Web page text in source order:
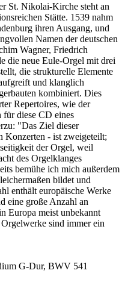
St. Nikolai-Kirche steht an
Stätte. 1539 nahm
ihren Ausgang, und
Namen der deutschen
Wagner, Friedrich
die neue Eule-Orgel mit drei
die strukturelle Elemente
und klanglich
kombiniert. Dies
Repertoires, wie der
für diese CD eines
"Das Ziel dieser
Konzerten - ist zweigeteilt;
der Orgel, weil
des Orgelklanges
bemühe ich mich außerdem
bildet und
enthält europäische Werke
eine große Anzahl an
Europa meist unbekannt
sind immer ein
G-Dur, BWV 541